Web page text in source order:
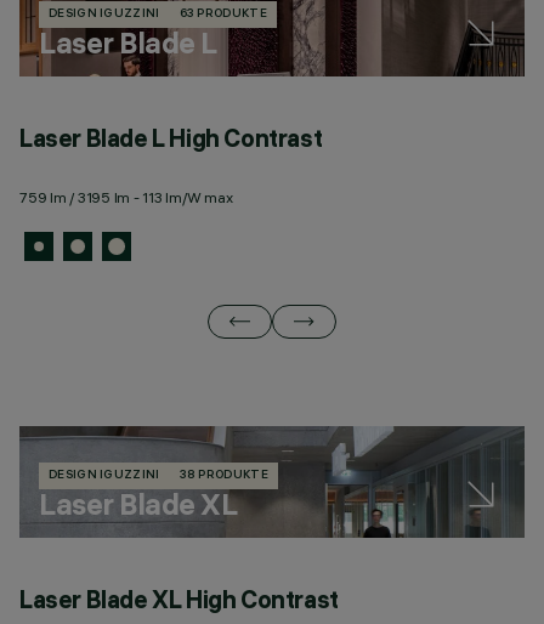
DESIGN IGUZZINI 63 PRODUKTE
Laser Blade L
Laser Blade L High Contrast
759 lm / 3195 lm - 113 lm/W max
DESIGN IGUZZINI 38 PRODUKTE
Laser Blade XL
Laser Blade XL High Contrast